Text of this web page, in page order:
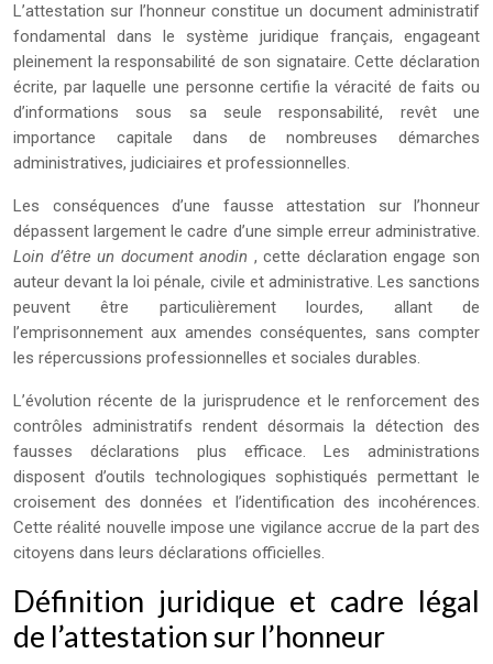
L’attestation sur l’honneur constitue un document administratif
fondamental dans le système juridique français, engageant
pleinement la responsabilité de son signataire. Cette déclaration
écrite, par laquelle une personne certifie la véracité de faits ou
d’informations sous sa seule responsabilité, revêt une
importance capitale dans de nombreuses démarches
administratives, judiciaires et professionnelles.
Les conséquences d’une fausse attestation sur l’honneur
dépassent largement le cadre d’une simple erreur administrative.
Loin d’être un document anodin , cette déclaration engage son
auteur devant la loi pénale, civile et administrative. Les sanctions
peuvent être particulièrement lourdes, allant de
l’emprisonnement aux amendes conséquentes, sans compter
les répercussions professionnelles et sociales durables.
L’évolution récente de la jurisprudence et le renforcement des
contrôles administratifs rendent désormais la détection des
fausses déclarations plus efficace. Les administrations
disposent d’outils technologiques sophistiqués permettant le
croisement des données et l’identification des incohérences.
Cette réalité nouvelle impose une vigilance accrue de la part des
citoyens dans leurs déclarations officielles.
Définition juridique et cadre légal
de l’attestation sur l’honneur